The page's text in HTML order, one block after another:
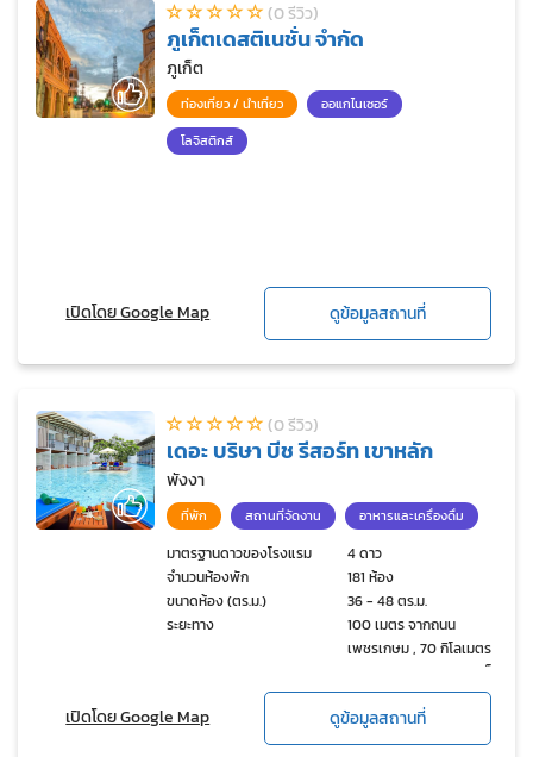
(0 รีวิว)
ภูเก็ตเดสติเนชั่น จำกัด
ภูเก็ต
ท่องเที่ยว / นำเที่ยว
ออแกไนเซอร์
โลจิสติกส์
เปิดโดย Google Map ดูข้อมูลสถานที่
(0 รีวิว)
เดอะ บริษา บีช รีสอร์ท เขาหลัก
พังงา
ที่พัก สถานที่จัดงาน อาหารและเครื่องดื่ม
มาตรฐานดาวของโรงแรม
4 ดาว
จำนวนห้องพัก
181 ห้อง
ขนาดห้อง (ตร.ม.)
36 - 48 ตร.ม.
ระยะทาง
100 เมตร จากถนน
เพชรเกษม , 70 กิโลเมตร
จากสนามบินนานาชาติภูเก็ต
เปิดโดย Google Map ดูข้อมูลสถานที่